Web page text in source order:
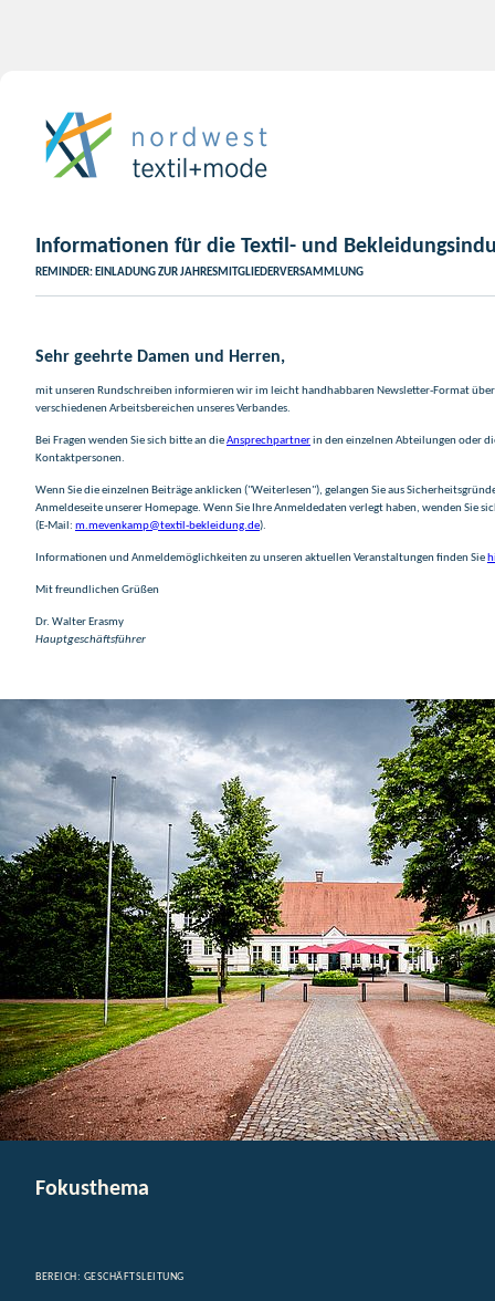
Informationen für die Textil- und
REMINDER: EINLADUNG ZUR JAHRESMITGLIEDERVERSAMMLUNG
Sehr geehrte Damen und Herren,
mit unseren Rundschreiben informieren wir im leicht handhabbaren Newsletter-Format über
verschiedenen Arbeitsbereichen unseres Verbandes.
Bei Fragen wenden Sie sich bitte an dieAnsprechpartnerin den einzelnen Abteilungen oder
Kontaktpersonen.
Wenn Sie die einzelnen Beiträge anklicken ("Weiterlesen"), gelangen Sie aus
Anmeldeseite unserer Homepage. Wenn Sie Ihre Anmeldedaten verlegt haben, wenden Sie
(E-Mail: m.mevenkamp@textil-bekleidung.de).
Informationen und Anmeldemöglichkeiten zu unseren aktuellen Veranstaltungen finden Sie
Mit freundlichen Grüßen
Dr. Walter Erasmy
Hauptgeschäftsführer
Fokusthema
BEREICH: GESCHÄFTSLEITUNG